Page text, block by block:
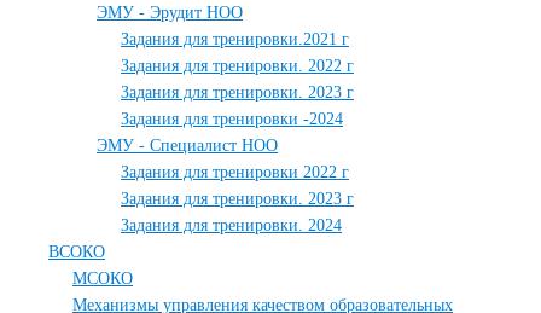
ЭМУ - Эрудит НОО
Задания для тренировки.2021 г
Задания для тренировки. 2022 г
Задания для тренировки. 2023 г
Задания для тренировки -2024
ЭМУ - Специалист НОО
Задания для тренировки 2022 г
Задания для тренировки. 2023 г
Задания для тренировки. 2024
ВСОКО
МСОКО
Механизмы управления качеством образовательных